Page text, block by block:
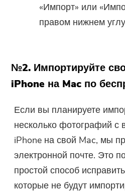
«Импорт» или
правом нижнем
№2. Импортируйте
iPhone на Mac по
Если вы планируете
несколько фотографий с
iPhone на свой Mac, мы
электронной почте. Это
простой способ
которые не будут